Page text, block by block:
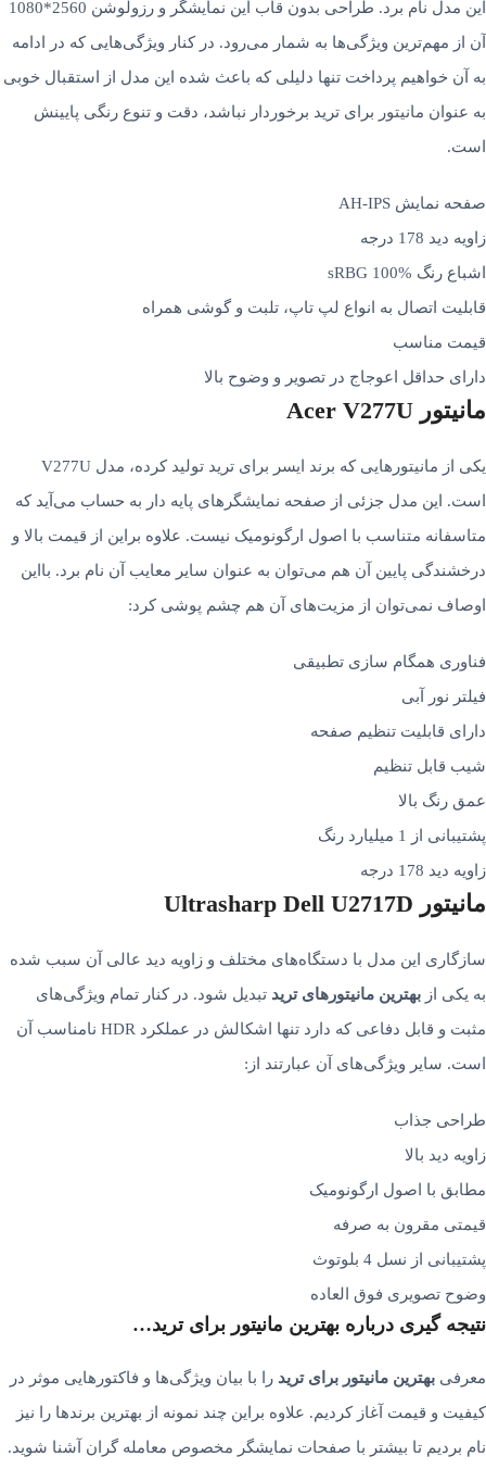
این مدل نام برد. طراحی بدون قاب این نمایشگر و رزولوشن 2560*1080
آن از مهم‌­ترین ویژگی­‌ها به شمار می‌­رود. در کنار ویژگی‌هایی که در ادامه
به آن خواهیم پرداخت تنها دلیلی که باعث شده این مدل از استقبال خوبی
به عنوان مانیتور برای ترید برخوردار نباشد، دقت و تنوع رنگی پایینش
است.
صفحه نمایش AH-IPS
زاویه دید 178 درجه
اشباع رنگ sRBG 100%
قابلیت اتصال به انواع لپ تاپ، تلبت و گوشی همراه
قیمت مناسب
دارای حداقل اعوجاج در تصویر و وضوح بالا
مانیتور Acer V277U
یکی از مانیتورهایی که برند ایسر برای ترید تولید کرده، مدل V277U
است. این مدل جزئی از صفحه نمایشگرهای پایه دار به حساب می‌­آید که
متاسفانه متناسب با اصول ارگونومیک نیست. علاوه براین از قیمت بالا و
درخشندگی پایین آن هم می­‌توان به عنوان سایر معایب آن نام برد. بااین
اوصاف نمی‌­توان از مزیت­‌های آن هم چشم پوشی کرد:
فناوری همگام سازی تطبیقی
فیلتر نور آبی
دارای قابلیت تنظیم صفحه
شیب قابل تنظیم
عمق رنگ بالا
پشتیبانی از 1 میلیارد رنگ
زاویه دید 178 درجه
مانیتور Ultrasharp Dell U2717D
سازگاری این مدل با دستگاه­‌های مختلف و زاویه دید عالی آن سبب شده
به یکی از بهترین مانیتورهای ترید تبدیل شود. در کنار تمام ویژگی­‌های
مثبت و قابل دفاعی که دارد تنها اشکالش در عملکرد HDR نامناسب آن
است. سایر ویژگی­‌های آن عبارتند از:
طراحی جذاب
زاویه دید بالا
مطابق با اصول ارگونومیک
قیمتی مقرون به صرفه
پشتیبانی از نسل 4 بلوتوث
وضوح تصویری فوق العاده
نتیجه گیری درباره بهترین مانیتور برای ترید…
معرفی بهترین مانیتور برای ترید را با بیان ویژگی­‌ها و فاکتورهایی موثر در
کیفیت و قیمت آغاز کردیم. علاوه براین چند نمونه از بهترین برندها را نیز
نام بردیم تا بیشتر با صفحات نمایشگر مخصوص معامله گران آشنا شوید.